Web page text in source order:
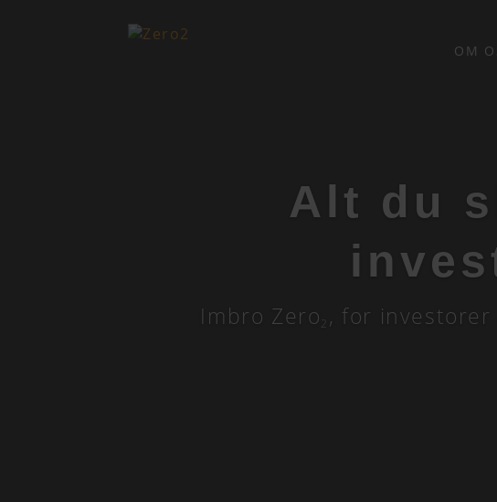
OM
Alt du
Imbro Zero 2 , for